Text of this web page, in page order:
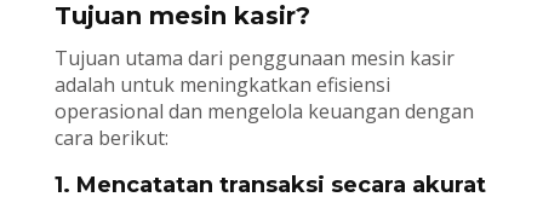
Tujuan mesin kasir?
Tujuan utama dari penggunaan mesin kasir
adalah untuk meningkatkan efisiensi
operasional dan mengelola keuangan dengan
cara berikut:
1. Mencatatan transaksi secara akurat